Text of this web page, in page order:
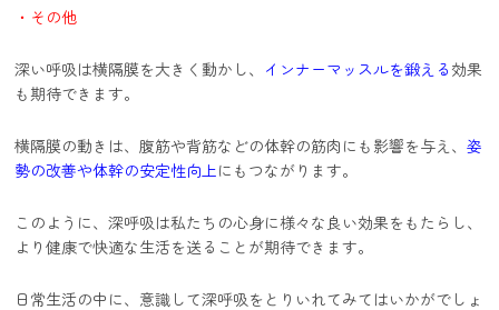
・その他
深い呼吸は横隔膜を大きく動かし、 インナーマッスルを鍛える 効果
も期待できます。
横隔膜の動きは、腹筋や背筋などの体幹の筋肉にも影響を与え、姿
勢の改善や体幹の安定性向上にもつながります。
このように、深呼吸は私たちの心身に様々な良い効果をもたらし、
より健康で快適な生活を送ることが期待できます。
日常生活の中に、意識して深呼吸をとりいれてみてはいかがでしょ